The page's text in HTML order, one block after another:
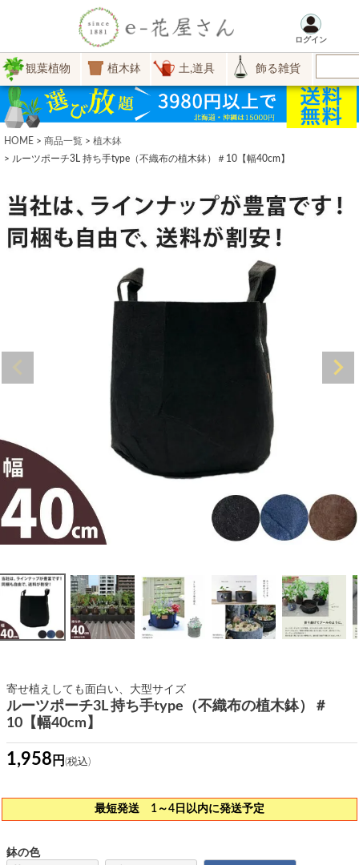
ログイン
観葉植物 植木鉢 土,道具 飾る雑貨
HOME 商品一覧
植木鉢
ルーツポーチ3L 持ち手type（不織布の植木鉢）＃10【幅40cm】
寄せ植えしても面白い、大型サイズ
ルーツポーチ3L 持ち手type（不織布の植木鉢）＃
10【幅40cm】
1,958
最短発送 1～4日以内に発送予定
鉢の色